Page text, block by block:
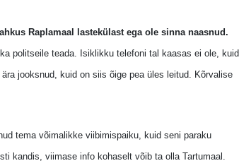
Raplamaal lastekülast ega ole sinna naasnud.
politseile teada. Isiklikku telefoni tal kaasas ei ole, kuid
jooksnud, kuid on siis õige pea üles leitud. Kõrvalise
tema võimalikke viibimispaiku, kuid seni paraku
kandis, viimase info kohaselt võib ta olla Tartumaal.